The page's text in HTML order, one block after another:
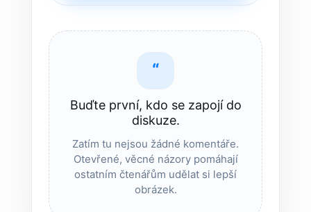
“
Buďte první, kdo se zapojí do
diskuze.
Zatím tu nejsou žádné komentáře.
Otevřené, věcné názory pomáhají
ostatním čtenářům udělat si lepší
obrázek.